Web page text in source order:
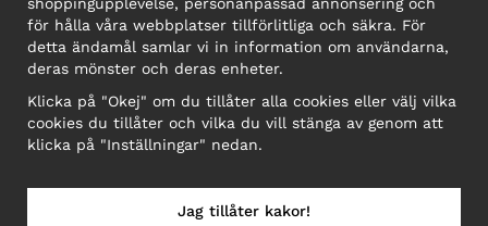
FÖRETAG
Motley Denim Europe OÜ
Narva mnt 5, EE-10117 Tallinn
Org: 12356245, Momsnummer: SE502090048501
OBS! Skicka inte varureturer till denna adress!
för hålla våra webbplatser tillförlitliga och säkra. För
detta ändamål samlar vi in information om användarna,
deras mönster och deras enheter.
Klicka på "Okej" om du tillåter alla cookies eller välj vilka
cookies du tillåter och vilka du vill stänga av genom att
klicka på "Inställningar" nedan.
Jag tillåter kakor!